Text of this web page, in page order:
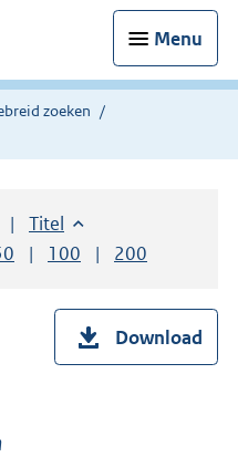
Menu
zoeken
Sorteer op:
Titel oplopend
paginaper pagina
resultaten per pagina
Toon
100 resultaten per
Toon
200
Download